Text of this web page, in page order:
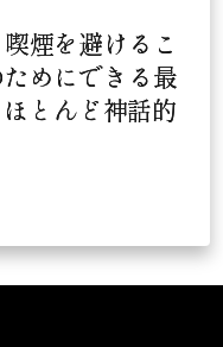
煙を避けるこ
めにできる最
とんど神話的